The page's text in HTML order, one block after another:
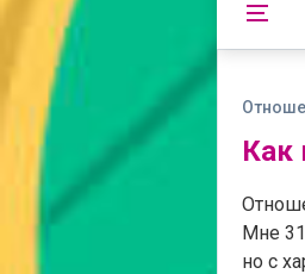
Как
Мне
но с